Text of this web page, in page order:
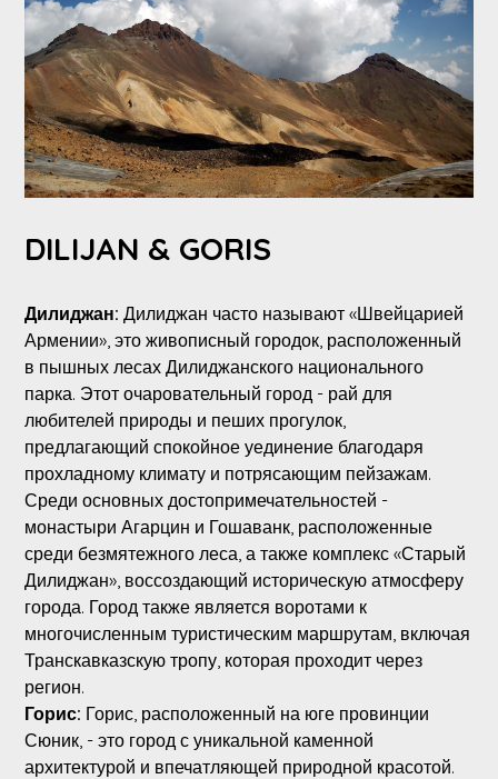
DILIJAN & GORIS
Дилиджан: Дилиджан часто называют «Швейцарией
Армении», это живописный городок, расположенный
в пышных лесах Дилиджанского национального
парка. Этот очаровательный город - рай для
любителей природы и пеших прогулок,
предлагающий спокойное уединение благодаря
прохладному климату и потрясающим пейзажам.
Среди основных достопримечательностей -
монастыри Агарцин и Гошаванк, расположенные
среди безмятежного леса, а также комплекс «Старый
Дилиджан», воссоздающий историческую атмосферу
города. Город также является воротами к
многочисленным туристическим маршрутам, включая
Транскавказскую тропу, которая проходит через
регион.
Горис: Горис, расположенный на юге провинции
Сюник, - это город с уникальной каменной
архитектурой и впечатляющей природной красотой.